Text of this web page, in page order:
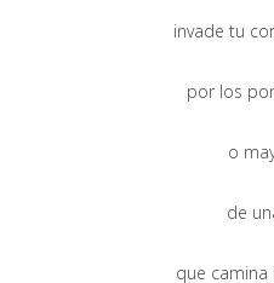
invade tu
por los
o
de
que camina